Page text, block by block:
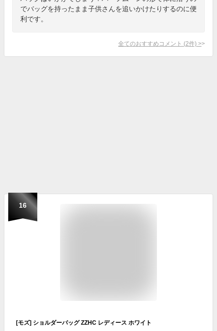
でバッグを持ったまま子供さんを追いかけたりするのに便
利です。
全てのおすすめコメント (2件) >
16
[モズ] ショルダーバッグ ZZHC レディース ホワイト